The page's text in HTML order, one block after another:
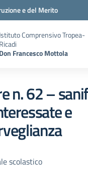
e del Merito
Istituto Comprensivo Tropea-
Ricadi
Don Francesco Mottola
n. 62 –
e
scolastico